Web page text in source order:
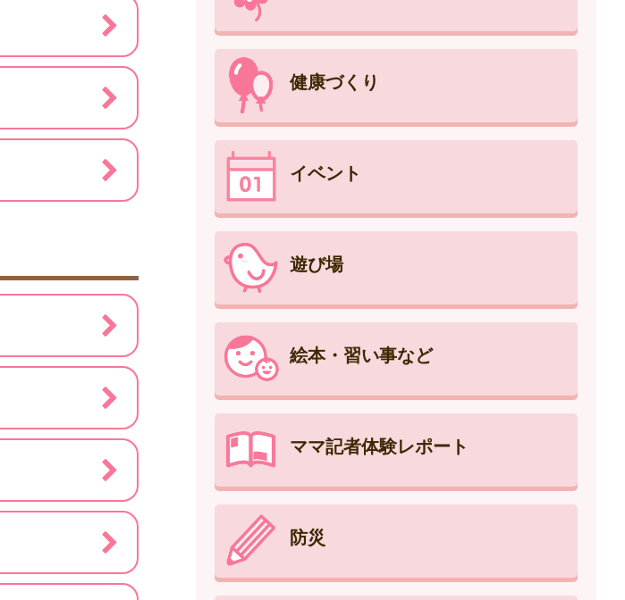
健康づくり
イベント
遊び場
絵本・習い事など
ママ記者体験レポート
防災